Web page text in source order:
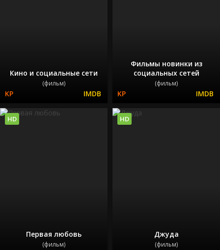
Кино и социальные сети
(фильм)
Фильмы новинки из
социальных сетей
(фильм)
Первая любовь
(фильм)
HD
Джуда
(фильм)
HD